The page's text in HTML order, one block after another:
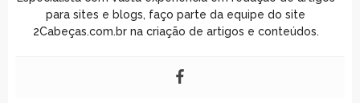
para sites e blogs, faço parte da equipe do site
2Cabeças.com.br na criação de artigos e conteúdos.